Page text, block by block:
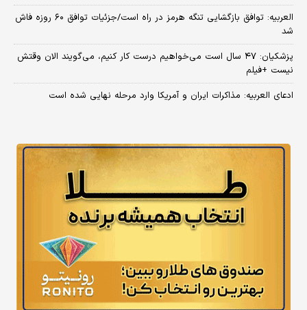
العربیه: توافق بازگشایی تنگه هرمز در راه است/جزئیات توافق ۶۰ روزه فاش
شد
پزشکیان: ۴۷ سال است می‌خواهیم درست کار کنیم، می‌گویند الان وقتش
نیست +فیلم
ادعای العربیه: مذاکرات ایران و آمریکا وارد مرحله نهایی شده است